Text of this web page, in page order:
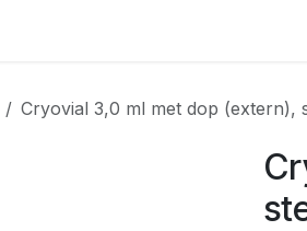
Cryovial 3,0 ml met dop (extern),